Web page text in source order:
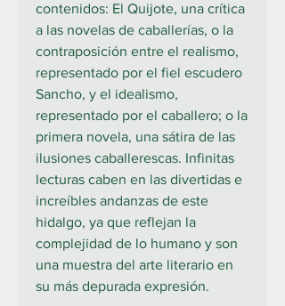
contenidos: El Quijote, una crítica
a las novelas de caballerías, o la
contraposición entre el realismo,
representado por el fiel escudero
Sancho, y el idealismo,
representado por el caballero; o la
primera novela, una sátira de las
ilusiones caballerescas. Infinitas
lecturas caben en las divertidas e
increíbles andanzas de este
hidalgo, ya que reflejan la
complejidad de lo humano y son
una muestra del arte literario en
su más depurada expresión.